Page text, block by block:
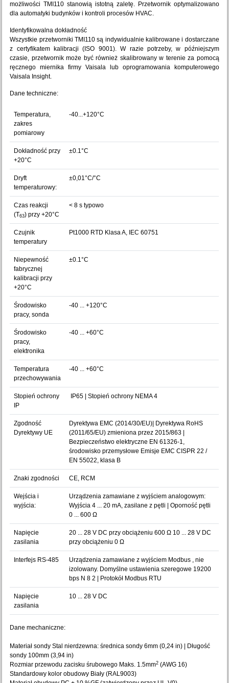
możliwości TMI110 stanowią istotną zaletę. Przetwornik optymalizowano
dla automatyki budynków i kontroli procesów HVAC.
Identyfikowalna dokładność
Wszystkie przetworniki TMI110 są indywidualnie kalibrowane i dostarczane
z certyfikatem kalibracji (ISO 9001). W razie potrzeby, w późniejszym
czasie, przetwornik może być również skalibrowany w terenie za pomocą
ręcznego miernika firmy Vaisala lub oprogramowania komputerowego
Vaisala Insight.
Dane techniczne:
Temperatura,
zakres
pomiarowy
-40...+120°C
Dokładność przy
+20°C
±0.1°C
Dryft
temperaturowy:
±0,01°C/°C
Czas reakcji
(T63) przy +20°C
< 8 s typowo
Czujnik
temperatury
Pt1000 RTD Klasa A, IEC 60751
Niepewność
fabrycznej
kalibracji przy
+20°C
±0.1°C
Środowisko
pracy, sonda
-40 ... +120°C
Środowisko
pracy,
elektronika
-40 ... +60°C
Temperatura
przechowywania
-40 ... +60°C
Stopień ochrony
IP
IP65 | Stopień ochrony NEMA 4
Zgodność
Dyrektywy UE
Dyrektywa EMC (2014/30/EU)| Dyrektywa RoHS
(2011/65/EU) zmieniona przez 2015/863 |
Bezpieczeństwo elektryczne EN 61326-1,
środowisko przemysłowe Emisje EMC CISPR 22 /
EN 55022, klasa B
Znaki zgodności CE, RCM
Wejścia i
wyjścia:
Urządzenia zamawiane z wyjściem analogowym:
Wyjścia 4 ... 20 mA, zasilane z pętli | Oporność pętli
0 ... 600 Ω
Napięcie
zasilania
20 ... 28 V DC przy obciążeniu 600 Ω 10 ... 28 V DC
przy obciążeniu 0 Ω
Interfejs RS-485
Urządzenia zamawiane z wyjściem Modbus , nie
izolowany. Domyślne ustawienia szeregowe 19200
bps N 8 2 | Protokół Modbus RTU
Napięcie
zasilania
10 ... 28 V DC
Dane mechaniczne:
Materiał sondy Stal nierdzewna: średnica sondy 6mm (0,24 in) | Długość
sondy 100mm (3,94 in)
Rozmiar przewodu zacisku śrubowego Maks. 1.5mm2 (AWG 16)
Standardowy kolor obudowy Biały (RAL9003)